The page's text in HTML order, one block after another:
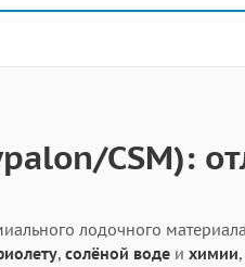
CSM):
лодочного
, солёной воде и химии